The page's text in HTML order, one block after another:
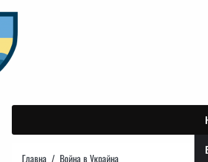
to
content
Главна Война в Украйна